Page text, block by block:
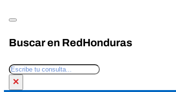
Buscar en RedHonduras
Buscar
×